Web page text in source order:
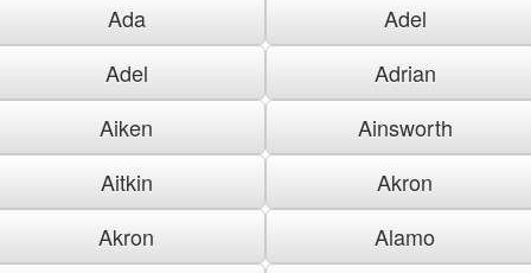
Ada
Adel
Adel
Adrian
Aiken
Ainsworth
Aitkin
Akron
Akron
Alamo